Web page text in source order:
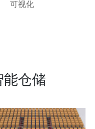
可视化
能仓储